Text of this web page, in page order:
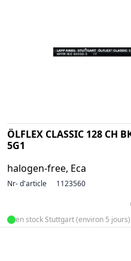
ÖLFLEX CLASSIC 128 CH
5G1
halogen-free, Eca
Nr- d'article 1123560
en stock Stuttgart (environ 5 jours)